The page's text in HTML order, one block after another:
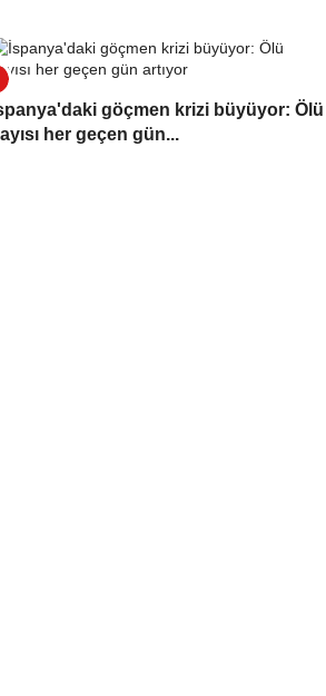
göçmen krizi büyüyor: Ölü
her geçen gün...